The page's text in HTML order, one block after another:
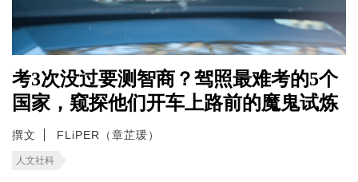
考3次没过要测智商？驾照最难考的5个
国家，窥探他们开车上路前的魔鬼试炼
撰文 FLiPER（章芷瑗）
人文社科